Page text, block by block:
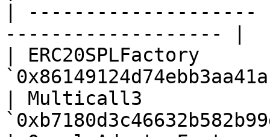
|
------------------- |
| ERC20SPLFactory
| Multicall3